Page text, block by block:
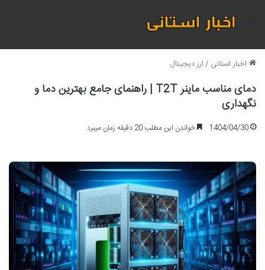
منو
اخبار استانی /ارز دیجیتال
دمای مناسب ماینر T2T | راهنمای جامع بهترین دما و
نگهداری
1404/04/30 خواندن این مطلب 20 دقیقه زمان میبرد